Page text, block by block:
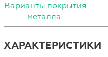
Варианты покрытия
металла
ХАРАКТЕРИСТИКИ